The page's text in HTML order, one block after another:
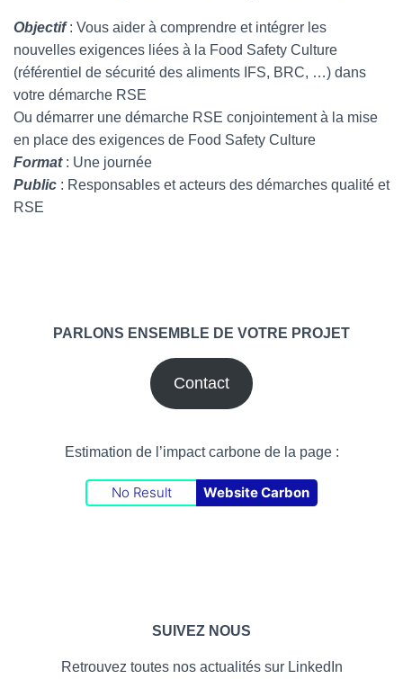
Objectif: Vous aider à comprendre et intégrer les
nouvelles exigences liées à la Food Safety Culture
(référentiel de sécurité des aliments IFS, BRC, …) dans
votre démarche RSE
Ou démarrer une démarche RSE conjointement à la mise
en place des exigences de Food Safety Culture
Format : Une journée
Public : Responsables et acteurs des démarches qualité et
RSE
PARLONS ENSEMBLE DE VOTRE PROJET
Contact
Estimation de l’impact carbone de la page :
No Result Website Carbon
SUIVEZ NOUS
Retrouvez toutes nos actualités sur LinkedIn